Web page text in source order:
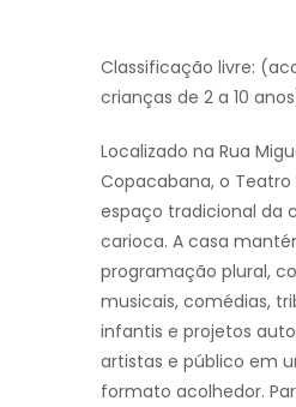
Classificação livre:
crianças de 2 a 10
Localizado na Rua
Copacabana, o Teatro
espaço tradicional da
carioca. A casa
programação plural,
musicais, comédias,
infantis e projetos
artistas e público em
formato acolhedor.